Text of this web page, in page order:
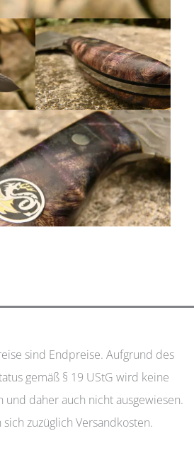
sind Endpreise. Aufgrund des
gemäß § 19 UStG wird keine
und daher auch nicht ausgewiesen.
zuzüglich Versandkosten.